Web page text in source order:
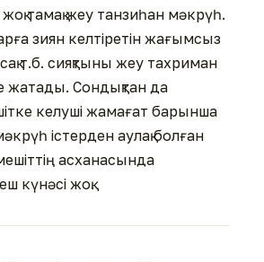
тамақ жеу танзиһан мәкрүһ.
зиян келтіретін жағымсыз
т.б. сияқтыны жеу тахриман
жатады. Сондықтан да
келуші жамағат барынша
істерден аулақ болған
асханасында
күнәсі жоқ.